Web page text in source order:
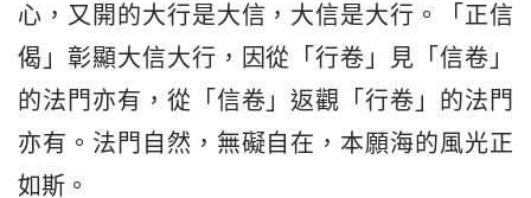
心，又開的大行是大信，大信是大行。「正信
偈」彰顯大信大行，因從「行卷」見「信卷」
的法門亦有，從「信卷」返觀「行卷」的法門
亦有。法門自然，無礙自在，本願海的風光正
如斯。